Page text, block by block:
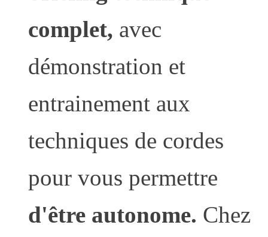
complet, avec
démonstration et
entrainement aux
techniques de cordes
pour vous permettre
d'être autonome. Chez